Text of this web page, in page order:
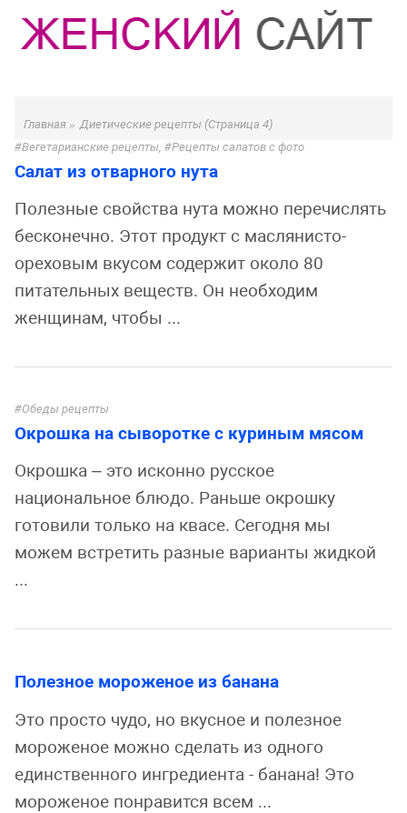
Главная » Диетические рецепты (Страница 4)
Вегетарианские рецепты
Рецепты салатов с фото
Салат из отварного нута
Полезные свойства нута можно перечислять
бесконечно. Этот продукт с маслянисто-
ореховым вкусом содержит около 80
питательных веществ. Он необходим
женщинам, чтобы ...
Обеды рецепты
Окрошка на сыворотке с куриным мясом
Окрошка – это исконно русское
национальное блюдо. Раньше окрошку
готовили только на квасе. Сегодня мы
можем встретить разные варианты жидкой
...
Полезное мороженое из банана
Это просто чудо, но вкусное и полезное
мороженое можно сделать из одного
единственного ингредиента - банана! Это
мороженое понравится всем ...